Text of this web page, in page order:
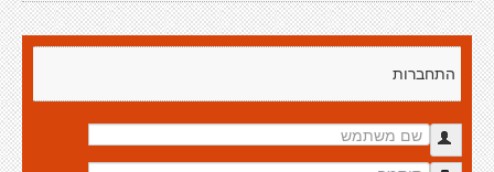
התחברות